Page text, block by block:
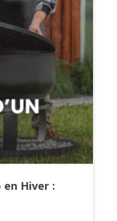
en Hiver :